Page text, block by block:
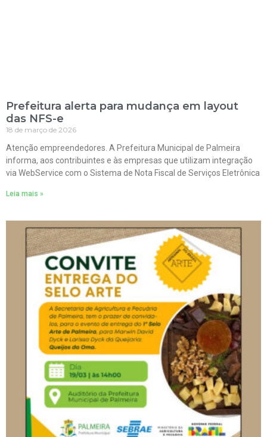
Prefeitura alerta para mudança em layout
das NFS-e
18 de março de 2026
Atenção empreendedores. A Prefeitura Municipal de Palmeira
informa, aos contribuintes e às empresas que utilizam integração
via WebService com o Sistema de Nota Fiscal de Serviços Eletrônica
Leia mais »